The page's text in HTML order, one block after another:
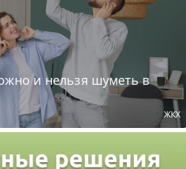
и нельзя шуметь в
ЖКХ